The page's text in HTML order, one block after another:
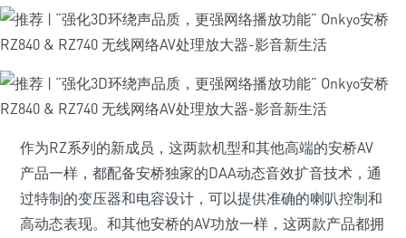
作为RZ系列的新成员，这两款机型和其他高端的安桥AV
产品一样，都配备安桥独家的DAA动态音效扩音技术，通
过特制的变压器和电容设计，可以提供准确的喇叭控制和
高动态表现。和其他安桥的AV功放一样，这两款产品都拥